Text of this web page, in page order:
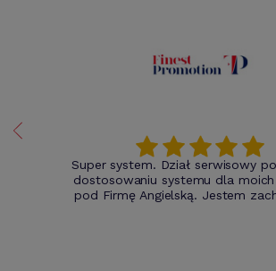
Super system. Dział serwisowy
dostosowaniu systemu dla
pod Firmę Angielską. Jestem